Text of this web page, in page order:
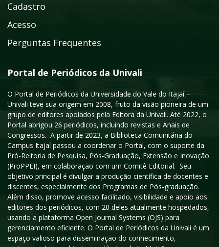
Cadastro
Acesso
Perguntas Frequentes
Portal de Periódicos da Univali
O Portal de Periódicos da Universidade do Vale do Itajaí –
Univali teve sua origem em 2008, fruto da visão pioneira de um
grupo de editores apoiados pela Editora da Univali. Até 2022, o
Portal abrigou 26 periódicos, incluindo revistas e Anais de
Congressos. A partir de 2023, a Biblioteca Comunitária do
Campus Itajaí passou a coordenar o Portal, com o suporte da
Pró-Reitoria de Pesquisa, Pós-Graduação, Extensão e Inovação
(ProPPEI), em colaboração com um Comitê Editorial. Seu
objetivo principal é divulgar a produção científica de docentes e
discentes, especialmente dos Programas de Pós-graduação.
Além disso, promove acesso facilitado, visibilidade e apoio aos
editores dos periódicos, com 20 deles atualmente hospedados,
usando a plataforma Open Journal Systems (OJS) para
gerenciamento eficiente. O Portal de Periódicos da Univali é um
espaço valioso para disseminação do conhecimento,